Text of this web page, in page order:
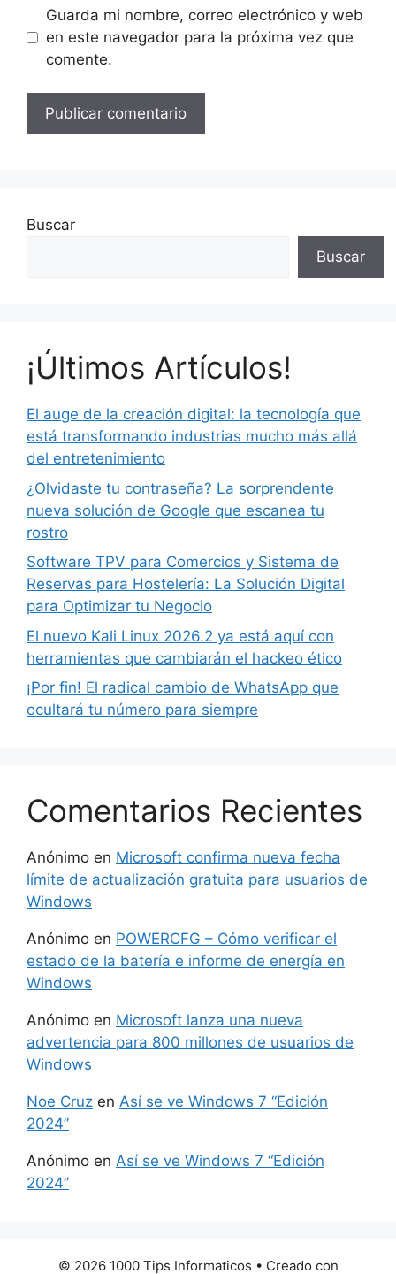
Guarda mi nombre, correo electrónico y web
en este navegador para la próxima vez que
comente.
Buscar
Buscar
¡Últimos Artículos!
El auge de la creación digital: la tecnología que
está transformando industrias mucho más allá
del entretenimiento
¿Olvidaste tu contraseña? La sorprendente
nueva solución de Google que escanea tu
rostro
Software TPV para Comercios y Sistema de
Reservas para Hostelería: La Solución Digital
para Optimizar tu Negocio
El nuevo Kali Linux 2026.2 ya está aquí con
herramientas que cambiarán el hackeo ético
¡Por fin! El radical cambio de WhatsApp que
ocultará tu número para siempre
Comentarios Recientes
Anónimo en Microsoft confirma nueva fecha
límite de actualización gratuita para usuarios de
Windows
Anónimo en POWERCFG – Cómo verificar el
estado de la batería e informe de energía en
Windows
Anónimo en Microsoft lanza una nueva
advertencia para 800 millones de usuarios de
Windows
Noe Cruz en Así se ve Windows 7 “Edición
2024”
Anónimo en Así se ve Windows 7 “Edición
2024”
© 2026 1000 Tips Informaticos • Creado con